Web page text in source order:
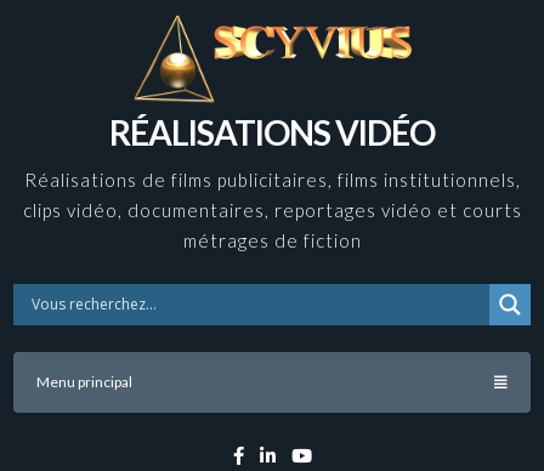
RÉALISATIONS VIDÉO
Réalisations de films publicitaires, films institutionnels,
clips vidéo, documentaires, reportages vidéo et courts
métrages de fiction
Menu principal
Facebook
LinkedinYouTube